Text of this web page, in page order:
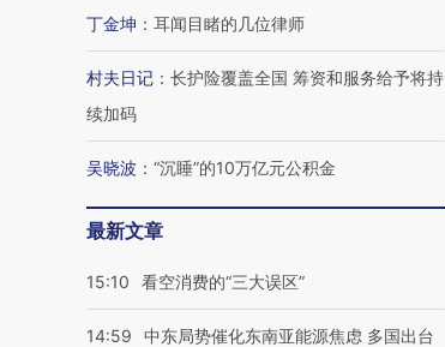
丁金坤 ： 耳闻目睹的几位律师
村夫日记 ： 长护险覆盖全国 筹资和服务给予将持
续加码
吴晓波 ： “沉睡”的10万亿元公积金
最新文章
15:10 看空消费的“三大误区”
14:59
中东局势催化东南亚能源焦虑 多国出台